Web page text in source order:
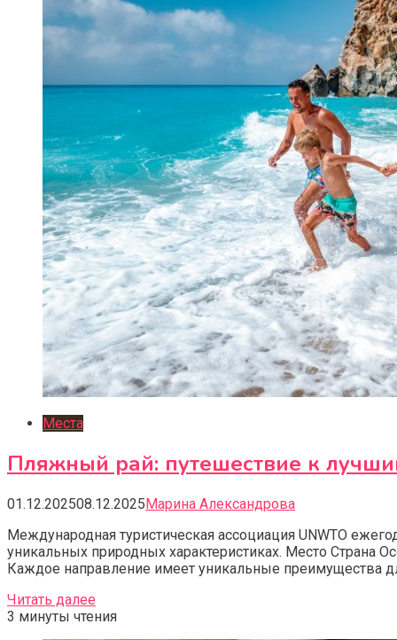
Места
Пляжный рай: путешествие к
01.12.202508.12.2025Марина Александрова
Международная туристическая ассоциация UNWTO
уникальных природных характеристиках. Место
Каждое направление имеет уникальные преимущества
Читать далее
3 минуты чтения